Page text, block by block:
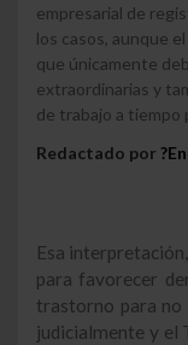
empresarial de
los casos, aunque
que únicamente
extraordinarias y
de trabajo a tiempo
Redactado por
Esa
para favorecer
trastorno para no
judicialmente y el